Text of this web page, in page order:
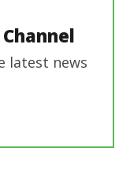
latest news